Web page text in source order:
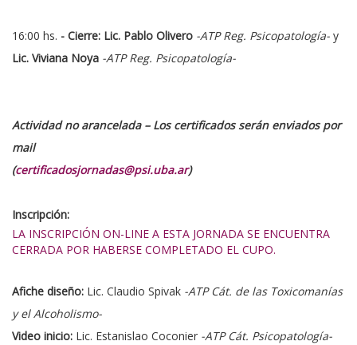
16:00 hs. - Cierre: Lic. Pablo Olivero -ATP Reg. Psicopatología- y
Lic. Viviana Noya -ATP Reg. Psicopatología-
Actividad no arancelada – Los certificados serán enviados por
mail
(certificadosjornadas@psi.uba.ar)
Inscripción:
LA INSCRIPCIÓN ON-LINE A ESTA JORNADA SE ENCUENTRA
CERRADA POR HABERSE COMPLETADO EL CUPO.
Afiche diseño: Lic. Claudio Spivak -ATP Cát. de las Toxicomanías
y el Alcoholismo-
Video inicio: Lic. Estanislao Coconier -ATP Cát. Psicopatología-